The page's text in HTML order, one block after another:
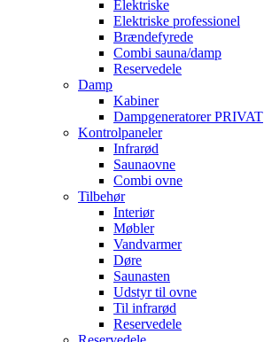
Elektriske
Elektriske professionel
Brændefyrede
Combi sauna/damp
Reservedele
Damp
Kabiner
Dampgeneratorer PRIVAT
Kontrolpaneler
Infrarød
Saunaovne
Combi ovne
Tilbehør
Interiør
Møbler
Vandvarmer
Døre
Saunasten
Udstyr til ovne
Til infrarød
Reservedele